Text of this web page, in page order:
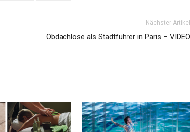
Nächster Artikel
Obdachlose als Stadtführer in Paris – VIDEO